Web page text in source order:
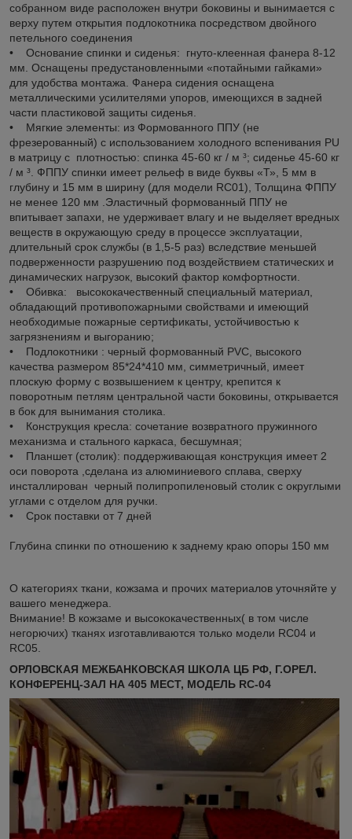
собранном виде расположен внутри боковины и вынимается с
верху путем открытия подлокотника посредством двойного
петельного соединения
• Основание спинки и сиденья: гнуто-клеенная фанера 8-12
мм. Оснащены предустановленными «потайными гайками»
для удобства монтажа. Фанера сидения оснащена
металлическими усилителями упоров, имеющихся в задней
части пластиковой защиты сиденья.
• Мягкие элементы: из Формованного ППУ (не
фрезерованный) с использованием холодного вспенивания PU
в матрицу с плотностью: спинка 45-60 кг / м ³; сиденье 45-60 кг
/ м ³. ФППУ спинки имеет рельеф в виде буквы «Т», 5 мм в
глубину и 15 мм в ширину (для модели RC01), Толщина ФППУ
не менее 120 мм .Эластичный формованный ППУ не
впитывает запахи, не удерживает влагу и не выделяет вредных
веществ в окружающую среду в процессе эксплуатации,
длительный срок службы (в 1,5-5 раз) вследствие меньшей
подверженности разрушению под воздействием статических и
динамических нагрузок, высокий фактор комфортности.
• Обивка: высококачественный специальный материал,
обладающий противопожарными свойствами и имеющий
необходимые пожарные сертификаты, устойчивостью к
загрязнениям и выгоранию;
• Подлокотники : черный формованный PVC, высокого
качества размером 85*24*410 мм, симметричный, имеет
плоскую форму с возвышением к центру, крепится к
поворотным петлям центральной части боковины, открывается
в бок для вынимания столика.
• Конструкция кресла: сочетание возвратного пружинного
механизма и стального каркаса, бесшумная;
• Планшет (столик): поддерживающая конструкция имеет 2
оси поворота ,сделана из алюминиевого сплава, сверху
инсталлирован черный полипропиленовый столик с округлыми
углами с отделом для ручки.
• Срок поставки от 7 дней
Глубина спинки по отношению к заднему краю опоры 150 мм
О категориях ткани, кожзама и прочих материалов уточняйте у
вашего менеджера.
Внимание! В кожзаме и высококачественных( в том числе
негорючих) тканях изготавливаются только модели RC04 и
RC05.
ОРЛОВСКАЯ МЕЖБАНКОВСКАЯ ШКОЛА ЦБ РФ, Г.ОРЕЛ.
КОНФЕРЕНЦ-ЗАЛ НА 405 МЕСТ, МОДЕЛЬ RC-04